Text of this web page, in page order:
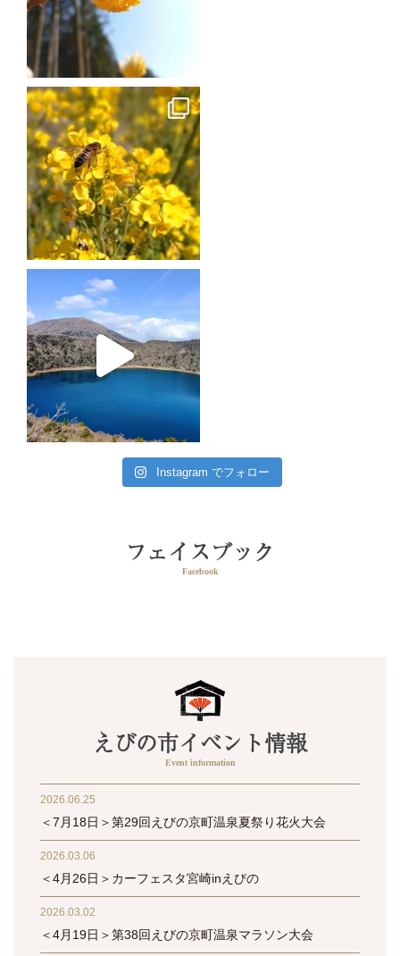
Instagram でフォロー
フェイスブック
えびの市イベント情報
2026.06.25
＜7月18日＞第29回えびの京町温泉夏祭り花火大会
2026.03.06
＜4月26日＞カーフェスタ宮崎inえびの
2026.03.02
＜4月19日＞第38回えびの京町温泉マラソン大会